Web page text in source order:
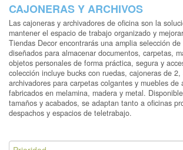
CAJONERAS Y ARCHIVOS
Las cajoneras y archivadores de oficina son la
mantener el espacio de trabajo organizado y
Tiendas Decor encontrarás una amplia selección
diseñados para almacenar documentos, carpetas,
objetos personales de forma práctica, segura y
colección incluye bucks con ruedas, cajoneras de
archivadores para carpetas colgantes y muebles de
fabricados en melamina, madera y metal.
tamaños y acabados, se adaptan tanto a oficinas
despachos y espacios de teletrabajo.